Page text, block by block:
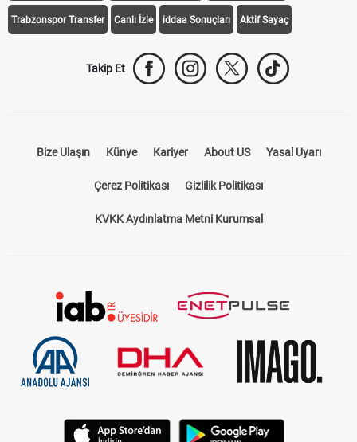
Trabzonspor Transfer Canlı İzle iddaa Sonuçları Aktif Sayaç
Takip Et
Bize Ulaşın Künye Kariyer About US Yasal Uyarı
Çerez Politikası Gizlilik Politikası
KVKK Aydınlatma Metni Kurumsal